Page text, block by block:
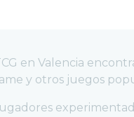
en Valencia
y otros juegos